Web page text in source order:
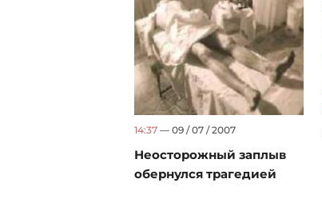
14:37 — 09 / 07 / 2007
Неосторожный заплыв
обернулся трагедией